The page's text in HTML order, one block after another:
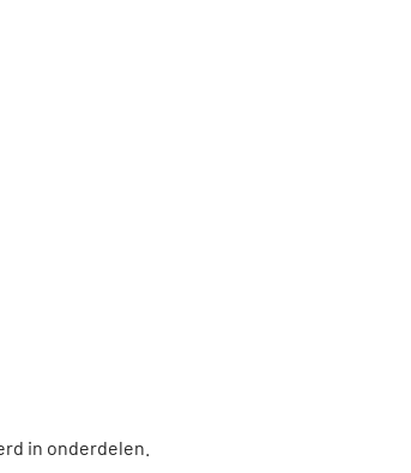
in onderdelen.